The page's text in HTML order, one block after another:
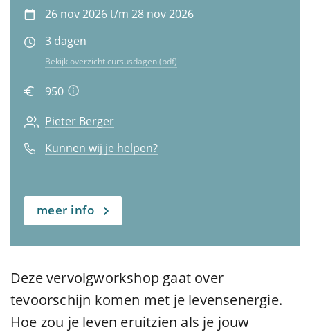
26 nov 2026 t/m 28 nov 2026
3 dagen
Bekijk overzicht cursusdagen (pdf)
950
Pieter Berger
Kunnen wij je helpen?
meer info
Deze vervolgworkshop gaat over
tevoorschijn komen met je levensenergie.
Hoe zou je leven eruitzien als je jouw